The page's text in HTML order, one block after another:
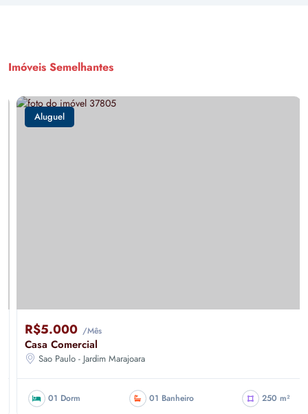
Imóveis Semelhantes
Aluguel
R$5.000 /Mês
Casa Comercial
Sao Paulo - Jardim Marajoara
01 Dorm 01 Banheiro 250 m²